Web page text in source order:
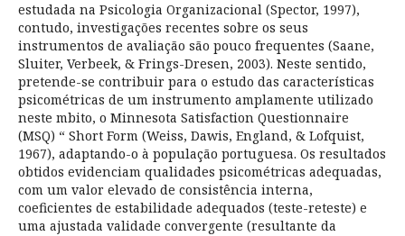
estudada na Psicologia Organizacional (Spector, 1997),
contudo, investigações recentes sobre os seus
instrumentos de avaliação são pouco frequentes (Saane,
Sluiter, Verbeek, & Frings-Dresen, 2003). Neste sentido,
pretende-se contribuir para o estudo das características
psicométricas de um instrumento amplamente utilizado
neste mbito, o Minnesota Satisfaction Questionnaire
(MSQ) “ Short Form (Weiss, Dawis, England, & Lofquist,
1967), adaptando-o à população portuguesa. Os resultados
obtidos evidenciam qualidades psicométricas adequadas,
com um valor elevado de consistência interna,
coeficientes de estabilidade adequados (teste-reteste) e
uma ajustada validade convergente (resultante da